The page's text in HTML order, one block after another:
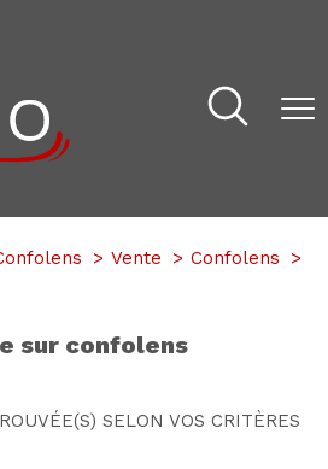
Vente
Confolens
sur confolens
SELON VOS CRITÈRES